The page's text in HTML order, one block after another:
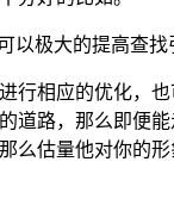
以极大的提高查
行相应的优化，
道路，那么即便
么估量他对你的形